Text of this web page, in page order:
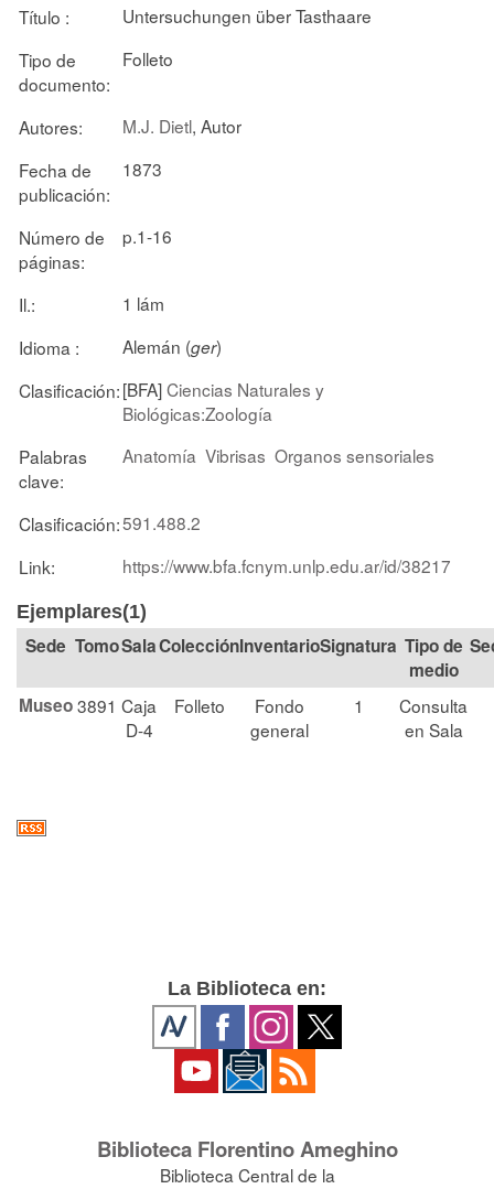
Título :
Untersuchungen über Tasthaare
Tipo de
documento:
Folleto
Autores: M.J. Dietl, Autor
Fecha de
publicación:
1873
Número de
páginas:
p.1-16
Il.:
1 lám
Idioma :
Alemán (ger)
Clasificación:[BFA]Ciencias Naturales y
Biológicas:Zoología
Palabras
clave:
Anatomía Vibrisas Organos sensoriales
Clasificación:591.488.2
Link:
https://www.bfa.fcnym.unlp.edu.ar/id/38217
Ejemplares(1)
TomoSalaColección Signatura Tipo de
medio
Museo3891 Caja
D-4
Folleto
Fondo
general
1
Consulta
en Sala
La Biblioteca en:
Biblioteca Florentino Ameghino
Biblioteca Central de la